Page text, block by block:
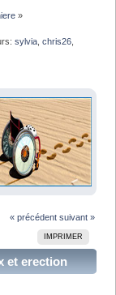
»
sylvia ,chris26
« précédent suivant »
IMPRIMER
et erection